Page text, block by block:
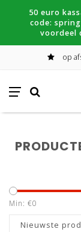
50 euro
code:
voordeel
op
Min: €0
Nieuwste